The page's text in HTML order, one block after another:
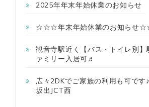
2025年年末年始休業のお知らせ
☆☆☆年末年始休業のお知らせ
観音寺駅近く【バス・トイレ別
ァミリー入居可♬
広々2DKでご家族の利用も可です
坂出JCT西